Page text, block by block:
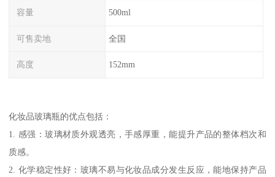
容量 500ml
可售卖地 全国
高度 152mm
化妆品玻璃瓶的优点包括：
1. 感强：玻璃材质外观透亮，手感厚重，能提升产品的整体档次和
质感。
2. 化学稳定性好：玻璃不易与化妆品成分发生反应，能地保持产品